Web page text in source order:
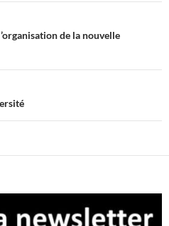
de la nouvelle